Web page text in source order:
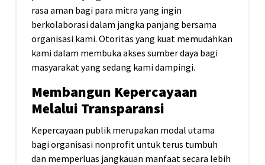
rasa aman bagi para mitra yang ingin
berkolaborasi dalam jangka panjang bersama
organisasi kami. Otoritas yang kuat memudahkan
kami dalam membuka akses sumber daya bagi
masyarakat yang sedang kami dampingi.
Membangun Kepercayaan
Melalui Transparansi
Kepercayaan publik merupakan modal utama
bagi organisasi nonprofit untuk terus tumbuh
dan memperluas jangkauan manfaat secara lebih